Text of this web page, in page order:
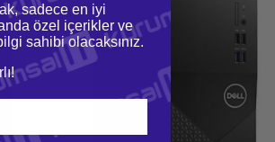
sadece en iyi
özel içerikler ve
sahibi olacaksınız.